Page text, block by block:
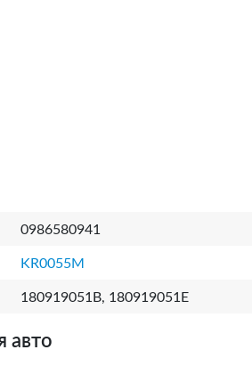
0986580941
KR0055M
180919051B, 180919051E
авто